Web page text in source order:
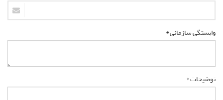
وابستگی سازمانی *
توضیحات *